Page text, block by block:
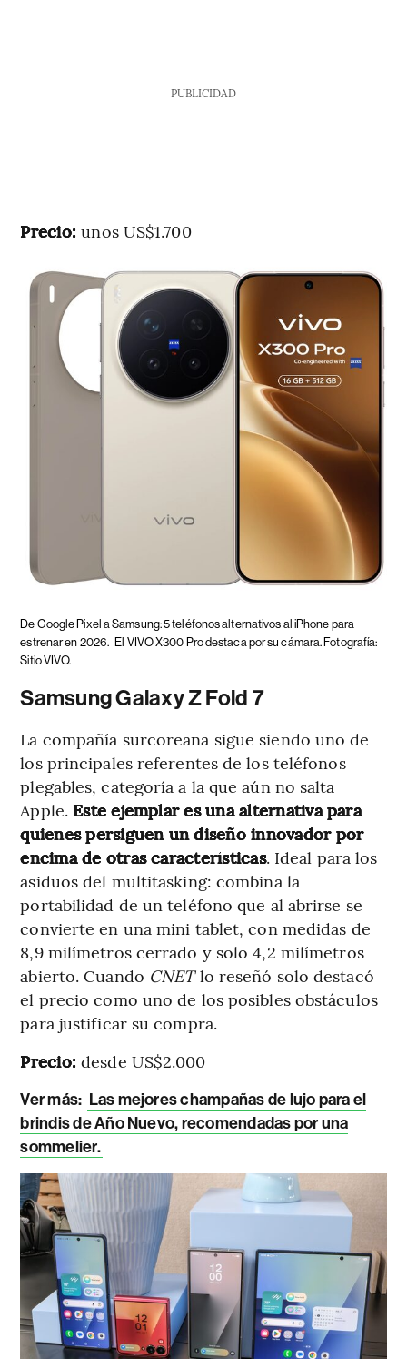
PUBLICIDAD
Precio:unos US$1.700
De Google Pixel a Samsung: 5 teléfonos alternativos al iPhone para
estrenar en 2026. El VIVO X300 Pro destaca por su cámara. Fotografía:
Sitio VIVO.
Samsung Galaxy Z Fold 7
La compañía surcoreana sigue siendo uno de
los principales referentes de los teléfonos
plegables, categoría a la que aún no salta
Apple. Este ejemplar es una alternativa para
quienes persiguen un diseño innovador por
encima de otras características. Ideal para los
asiduos del multitasking: combina la
portabilidad de un teléfono que al abrirse se
convierte en una mini tablet, con medidas de
8,9 milímetros cerrado y solo 4,2 milímetros
abierto. Cuando CNETlo reseñó solo destacó
el precio como uno de los posibles obstáculos
para justificar su compra.
Precio: desde US$2.000
Ver más: Las mejores champañas de lujo para el
brindis de Año Nuevo, recomendadas por una
sommelier.